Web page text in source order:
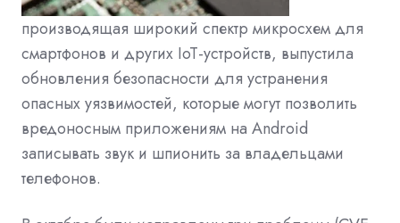
производящая широкий спектр микросхем для
смартфонов и других IoT-устройств, выпустила
обновления безопасности для устранения
опасных уязвимостей, которые могут позволить
вредоносным приложениям на Android
записывать звук и шпионить за владельцами
телефонов.